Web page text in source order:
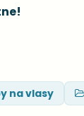
na vlasy